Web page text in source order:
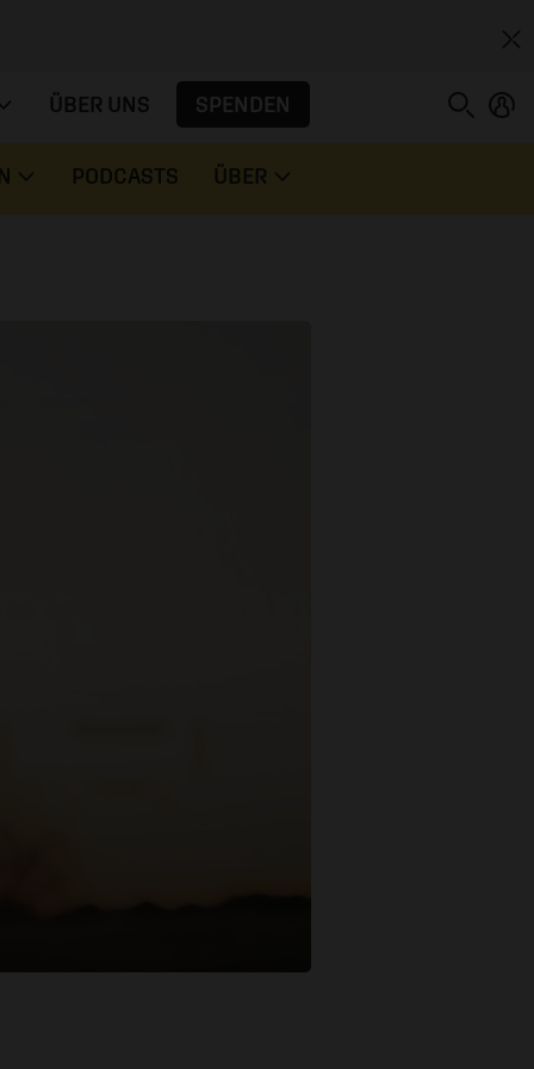
ÜBER UNS SPENDEN
PODCASTS ÜBER